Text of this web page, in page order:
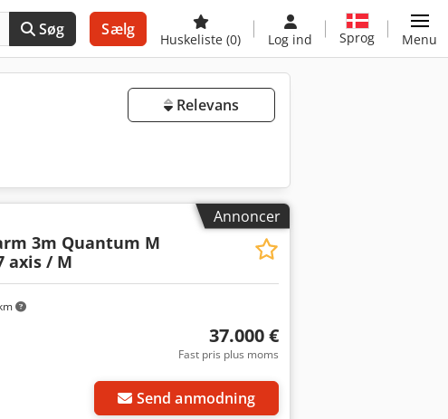
Søg Sælg
Huskeliste (0) Log ind Sprog Menu
Relevans
Annoncer
3m Quantum M
axis / M
37.000 €
Fast pris plus moms
Send anmodning